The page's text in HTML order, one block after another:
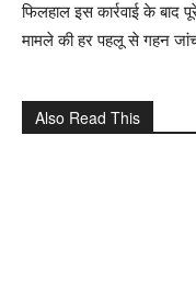
फिलहाल इस कार्रवाई के बाद
मामले की हर पहलू से गहन
Also Read This